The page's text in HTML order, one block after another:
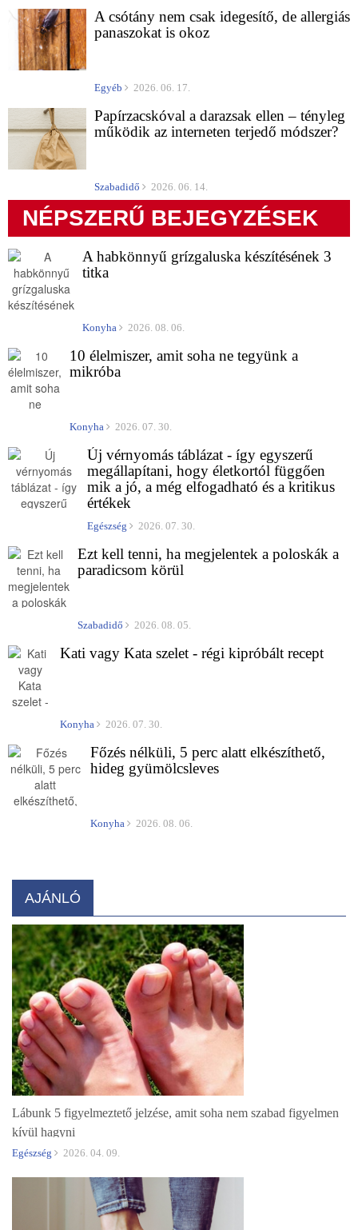
A csótány nem csak idegesítő, de allergiás
panaszokat is okoz
Egyéb 2026. 06. 17.
Papírzacskóval a darazsak ellen – tényleg
működik az interneten terjedő módszer?
Szabadidő 2026. 06. 14.
NÉPSZERŰ BEJEGYZÉSEK
A habkönnyű grízgaluska készítésének 3
titka
Konyha 2026. 08. 06.
10 élelmiszer, amit soha ne tegyünk a
mikróba
Konyha 2026. 07. 30.
Új vérnyomás táblázat - így egyszerű
megállapítani, hogy életkortól függően
mik a jó, a még elfogadható és a kritikus
értékek
Egészség 2026. 07. 30.
Ezt kell tenni, ha megjelentek a poloskák a
paradicsom körül
Szabadidő 2026. 08. 05.
Kati vagy Kata szelet - régi kipróbált recept
Konyha 2026. 07. 30.
Főzés nélküli, 5 perc alatt elkészíthető,
hideg gyümölcsleves
Konyha 2026. 08. 06.
AJÁNLÓ
Lábunk 5 figyelmeztető jelzése, amit soha nem szabad figyelmen
kívül hagyni
Egészség 2026. 04. 09.